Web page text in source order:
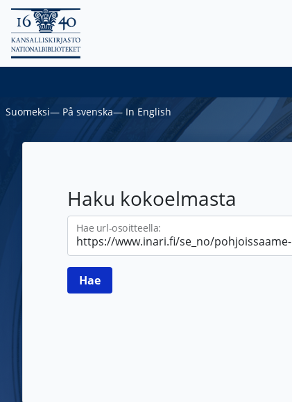
Suomeksi― På svenska― In English
Haku kokoelmasta
Hae url-osoitteella: